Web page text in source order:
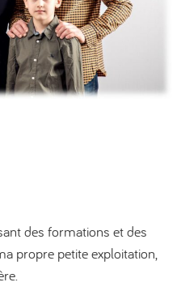
des formations et des
propre petite exploitation,